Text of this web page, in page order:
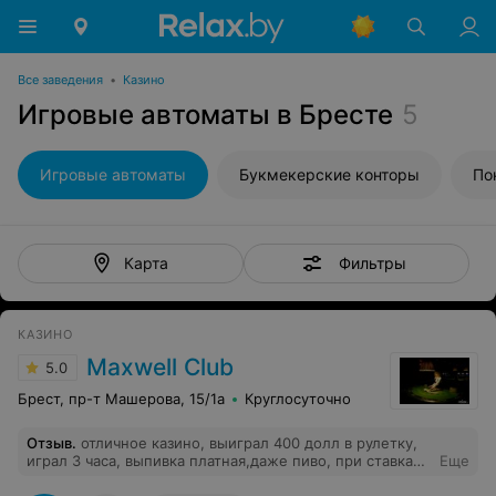
Все заведения • Казино
Игровые автоматы в Бресте 5
Игровые автоматы Букмекерские конторы
Карта Фильтры
КАЗИНО
5.0 Maxwell Club
Брест, пр-т Машерова, 15/1а Круглосуточно
Отзыв. отличное казино, выиграл 400 долл в рулетку,
играл 3 часа, выпивка платная,даже пиво, при ставках
Еще